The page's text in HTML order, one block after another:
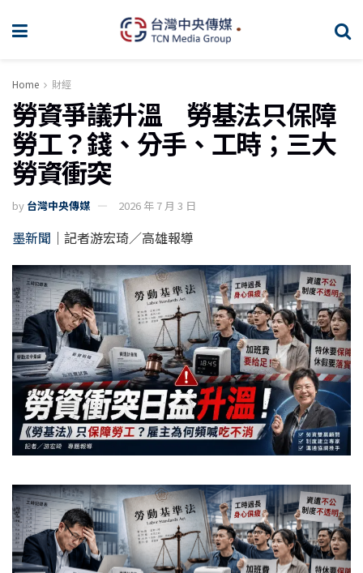
Home 財經
勞資爭議升溫 勞基法只保障
勞工？錢、分手、工時；三大
勞資衝突
by 台灣中央傳媒 2026 年 7 月 3 日
墨新聞 ｜記者游宏琦／高雄報導